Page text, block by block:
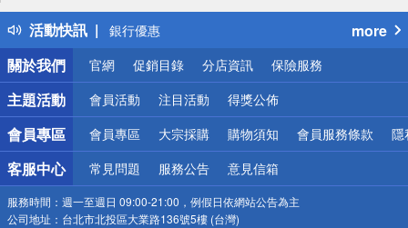
活動快訊
熱門話題
銀行優惠
偏遠地區配送
詐騙網頁！請小心！
more
關於我們
官網 促銷目錄 分店資訊 保險服務
主題活動 會員活動 注目活動 得獎公佈
會員專區 會員專區 大宗採購 購物須知 會員服務條款 隱
客服中心 常見問題 服務公告 意見信箱
服務時間： 週一至週日 09:00-21:00，例假日依網站公告為主
公司地址： 台北市北投區大業路136號5樓 (台灣)